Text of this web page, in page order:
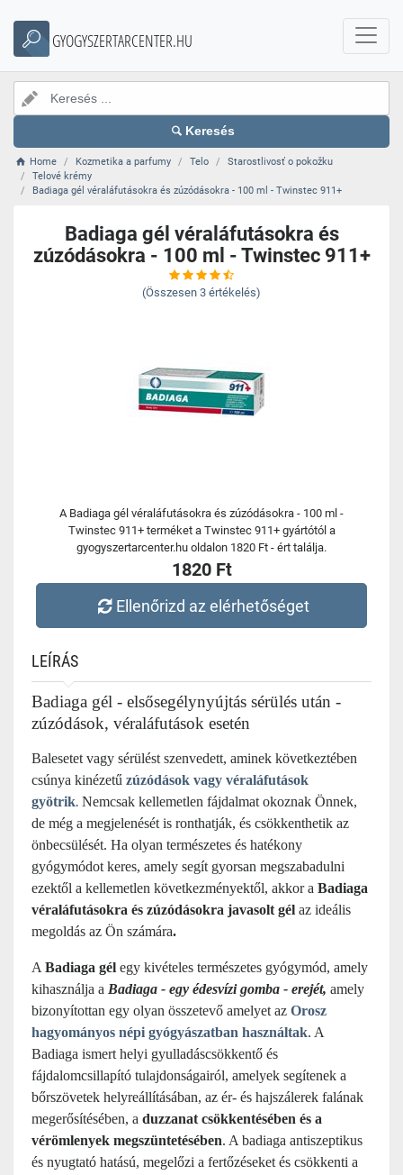
GYOGYSZERTARCENTER.HU
Keresés
Home Kozmetika a parfumy Telo
Starostlivosť o pokožku
Telové krémy
Badiaga gél véraláfutásokra és zúzódásokra - 100 ml - Twinstec 911+
Badiaga gél véraláfutásokra és
zúzódásokra - 100 ml - Twinstec 911+
(Összesen 3 értékelés)
A Badiaga gél véraláfutásokra és zúzódásokra - 100 ml -
Twinstec 911+ terméket a Twinstec 911+ gyártótól a
gyogyszertarcenter.hu oldalon 1820 Ft - ért találja.
1820 Ft
Ellenőrizd az elérhetőséget
LEÍRÁS
Badiaga gél - elsősegélynyújtás sérülés után -
zúzódások, véraláfutások esetén
Balesetet vagy sérülést szenvedett, aminek következtében
csúnya kinézetű zúzódások vagy véraláfutások
gyötrik. Nemcsak kellemetlen fájdalmat okoznak Önnek,
de még a megjelenését is ronthatják, és csökkenthetik az
önbecsülését. Ha olyan természetes és hatékony
gyógymódot keres, amely segít gyorsan megszabadulni
ezektől a kellemetlen következményektől, akkor a Badiaga
véraláfutásokra és zúzódásokra javasolt gél az ideális
megoldás az Ön számára.
A Badiaga gél egy kivételes természetes gyógymód, amely
kihasználja a Badiaga - egy édesvízi gomba - erejét, amely
bizonyítottan egy olyan összetevő amelyet az Orosz
hagyományos népi gyógyászatban használtak. A
Badiaga ismert helyi gyulladáscsökkentő és
fájdalomcsillapító tulajdonságairól, amelyek segítenek a
bőrszövetek helyreállításában, az ér- és hajszálerek falának
megerősítésében, a duzzanat csökkentésében és a
vérömlenyek megszüntetésében. A badiaga antiszeptikus
és nyugtató hatású, megelőzi a fertőzéseket és csökkenti a